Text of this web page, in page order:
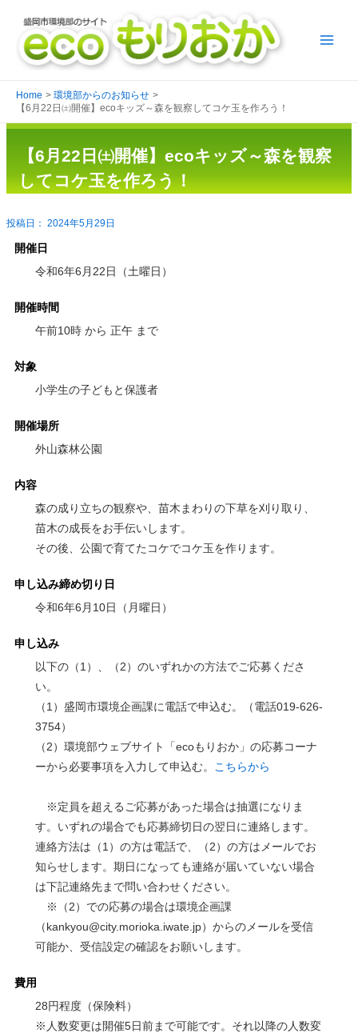
Home
環境部からのお知らせ
【6月22日㈯開催】ecoキッズ～森を観察してコケ玉を作ろう！
【6月22日㈯開催】ecoキッズ～森を観察
してコケ玉を作ろう！
2024年5月29日
開催日
令和6年6月22日（土曜日）
開催時間
午前10時 から 正午 まで
対象
小学生の子どもと保護者
開催場所
外山森林公園
内容
森の成り立ちの観察や、苗木まわりの下草を刈り取り、
苗木の成長をお手伝いします。
その後、公園で育てたコケでコケ玉を作ります。
申し込み締め切り日
令和6年6月10日（月曜日）
申し込み
以下の（1）、（2）のいずれかの方法でご応募くださ
い。
（1）盛岡市環境企画課に電話で申込む。（電話019-626-
3754）
（2）環境部ウェブサイト「ecoもりおか」の応募コーナ
ーから必要事項を入力して申込む。
こちらから
※定員を超えるご応募があった場合は抽選になりま
す。いずれの場合でも応募締切日の翌日に連絡します。
連絡方法は（1）の方は電話で、（2）の方はメールでお
知らせします。期日になっても連絡が届いていない場合
は下記連絡先まで問い合わせください。
※（2）での応募の場合は環境企画課
（kankyou@city.morioka.iwate.jp）からのメールを受信
可能か、受信設定の確認をお願いします。
費用
28円程度（保険料）
※人数変更は開催5日前まで可能です。それ以降の人数変